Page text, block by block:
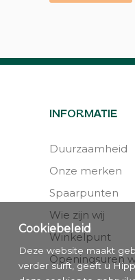
INFORMATIE
Duurzaamheid
Onze merken
Spaarpunten
Wie zijn wij
Winkelpunt
Openingsuren
Cookiebeleid
Deze website maakt
verder surft, geeft u